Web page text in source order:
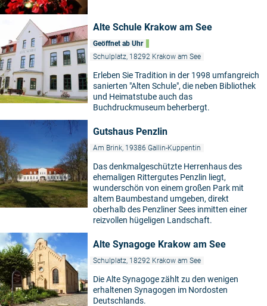
Alte Schule Krakow am See
Geöffnet ab Uhr
Schulplatz, 18292 Krakow am See
Erleben Sie Tradition in der 1998 umfangreich
sanierten "Alten Schule", die neben Bibliothek
und Heimatstube auch das
Buchdruckmuseum beherbergt.
Gutshaus Penzlin
Am Brink, 19386 Gallin-Kuppentin
Das denkmalgeschützte Herrenhaus des
ehemaligen Rittergutes Penzlin liegt,
wunderschön von einem großen Park mit
altem Baumbestand umgeben, direkt
oberhalb des Penzliner Sees inmitten einer
reizvollen hügeligen Landschaft.
Alte Synagoge Krakow am See
Schulplatz, 18292 Krakow am See
Die Alte Synagoge zählt zu den wenigen
erhaltenen Synagogen im Nordosten
Deutschlands.